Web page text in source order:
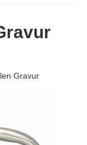
Gravur